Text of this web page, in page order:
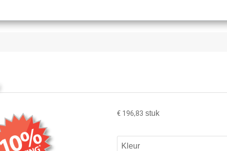
€ 196,83 stuk
Kleur